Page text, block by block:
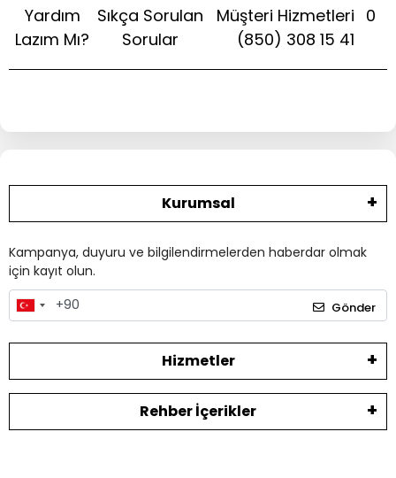
Yardım
Lazım Mı?
Sıkça Sorulan
Sorular
Müşteri Hizmetleri 0
(850) 308 15 41
Kurumsal
Kampanya, duyuru ve bilgilendirmelerden haberdar olmak
için kayıt olun.
Gönder
Hizmetler
Rehber İçerikler